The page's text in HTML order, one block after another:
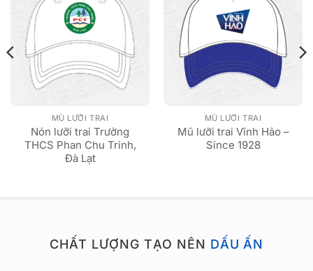
MŨ LƯỠI TRAI
Nón lưỡi trai Trường
THCS Phan Chu Trinh,
Đà Lạt
MŨ LƯỠI TRAI
Mũ lưỡi trai Vĩnh Hảo –
Since 1928
CHẤT LƯỢNG TẠO NÊN DẤU ẤN